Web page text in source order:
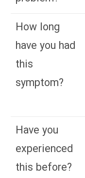
How long
have you had
this
symptom?
Have you
experienced
this before?